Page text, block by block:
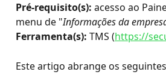
Pré-requisito(s): acesso ao
menu de "Informações da
Ferramenta(s): TMS (https://
Este artigo abrange os